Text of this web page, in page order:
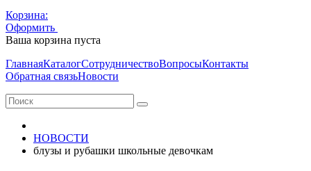
Корзина:
Оформить
Ваша корзина пуста
ГлавнаяКаталогСотрудничествоВопросыКонтакты
Обратная связьНовости
НОВОСТИ
блузы и рубашки школьные девочкам